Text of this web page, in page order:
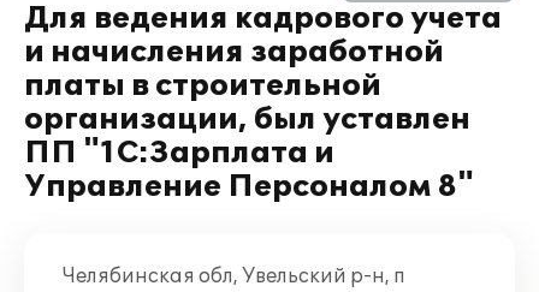
Для ведения кадрового учета
и начисления заработной
платы в строительной
организации, был уставлен
ПП "1С:Зарплата и
Управление Персоналом 8"
Челябинская обл, Увельский р-н, п